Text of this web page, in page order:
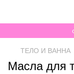
ТЕЛО И ВАННА
Масла для